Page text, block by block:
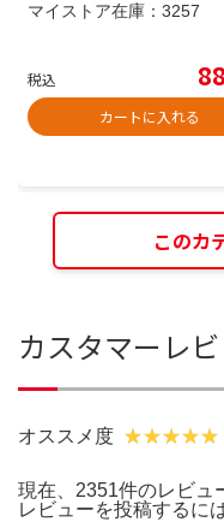
マイストア在庫： 3257
税込
カートに入れる
このカ
カスタマーレ
オススメ度
現在、2351件のレビュ
レビューを投稿するに